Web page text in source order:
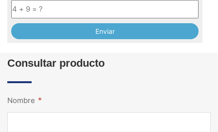
Consultar producto
Nombre *